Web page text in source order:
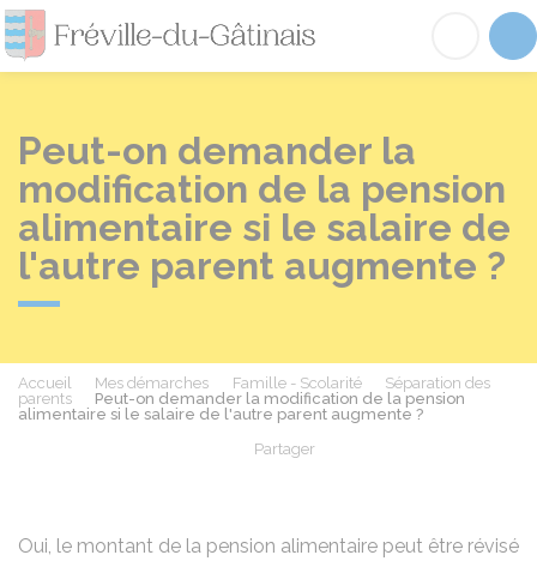
Fréville-du-
Peut-on demander la
modification de la pension
alimentaire si le salaire de
l'autre parent augmente ?
Accueil Mes démarches Famille - Scolarité
Séparation des
parents
Peut-on demander la modification de la pension
alimentaire si le salaire de l'autre parent augmente ?
Partager
Oui, le montant de la pension alimentaire peut être révisé